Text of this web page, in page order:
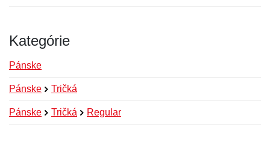
Kategórie
Pánske
Pánske Tričká
Pánske Tričká Regular